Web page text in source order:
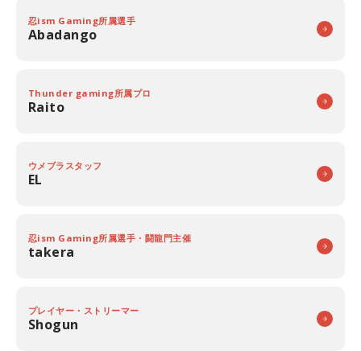
忍ism Gaming所属選手
Abadango
Thunder gaming所属プロ
Raito
ウメブラスタッフ
EL
忍ism Gaming所属選手・闘龍門主催
takera
プレイヤー・ストリーマー
Shogun